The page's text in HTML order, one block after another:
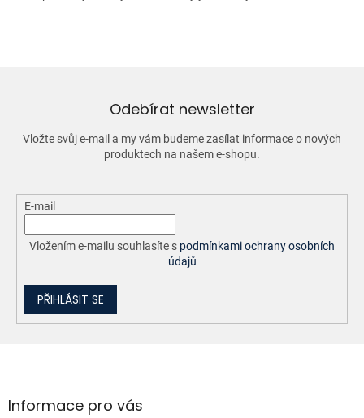
Odebírat newsletter
Vložte svůj e-mail a my vám budeme zasílat informace o nových
produktech na našem e-shopu.
E-mail
Vložením e-mailu souhlasíte s podmínkami ochrany osobních
údajů
PŘIHLÁSIT SE
aInformace pro vás